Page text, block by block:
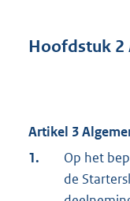
Hoofdstuk 2
Artikel 3
1.
Op het
de